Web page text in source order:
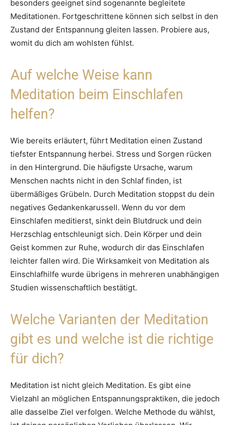
besonders geeignet sind sogenannte begleitete
Meditationen. Fortgeschrittene können sich selbst in den
Zustand der Entspannung gleiten lassen. Probiere aus,
womit du dich am wohlsten fühlst.
Auf welche Weise kann
Meditation beim Einschlafen
helfen?
Wie bereits erläutert, führt Meditation einen Zustand
tiefster Entspannung herbei. Stress und Sorgen rücken
in den Hintergrund. Die häufigste Ursache, warum
Menschen nachts nicht in den Schlaf finden, ist
übermäßiges Grübeln. Durch Meditation stoppst du dein
negatives Gedankenkarussell. Wenn du vor dem
Einschlafen meditierst, sinkt dein Blutdruck und dein
Herzschlag entschleunigt sich. Dein Körper und dein
Geist kommen zur Ruhe, wodurch dir das Einschlafen
leichter fallen wird. Die Wirksamkeit von Meditation als
Einschlafhilfe wurde übrigens in mehreren unabhängigen
Studien wissenschaftlich bestätigt.
Welche Varianten der Meditation
gibt es und welche ist die richtige
für dich?
Meditation ist nicht gleich Meditation. Es gibt eine
Vielzahl an möglichen Entspannungspraktiken, die jedoch
alle dasselbe Ziel verfolgen. Welche Methode du wählst,